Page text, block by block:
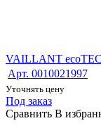
VAILLANT
Арт. 0010021997
Уточнять цену
Под заказ
Сравнить В